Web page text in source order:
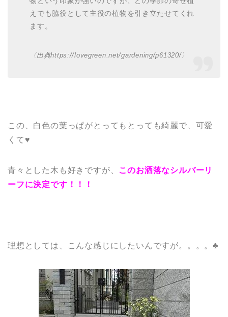
えでも脇役として主役の植物を引き立たせてくれ
ます。
〈出典https://lovegreen.net/gardening/p61320/〉
この、白色の葉っぱがとってもとっても綺麗で、可愛
くて♥
青々とした木も好きですが、 このお洒落なシルバーリ
ーフに決定です！！！
理想としては、こんな感じにしたいんですが。。。。♣